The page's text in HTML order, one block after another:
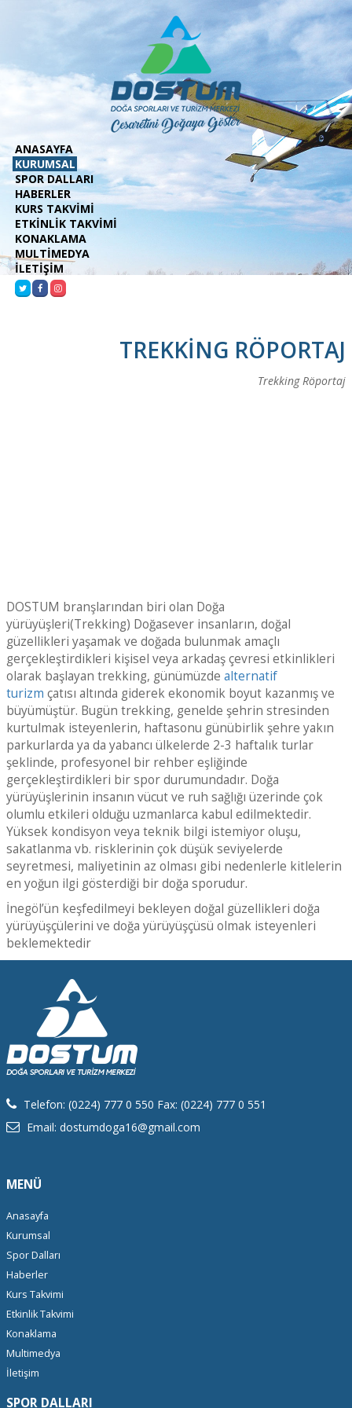
ANASAYFA
KURUMSAL
SPOR DALLARI
HABERLER
KURS TAKVİMİ
ETKİNLİK TAKVİMİ
KONAKLAMA
MULTİMEDYA
İLETİŞİM
TREKKİNG RÖPORTAJ
Trekking Röportaj
DOSTUM branşlarından biri olan Doğa
yürüyüşleri(Trekking) Doğasever insanların, doğal
güzellikleri yaşamak ve doğada bulunmak amaçlı
gerçekleştirdikleri kişisel veya arkadaş çevresi etkinlikleri
olarak başlayan trekking, günümüzde alternatif
turizm çatısı altında giderek ekonomik boyut kazanmış ve
büyümüştür. Bugün trekking, genelde şehrin stresinden
kurtulmak isteyenlerin, haftasonu günübirlik şehre yakın
parkurlarda ya da yabancı ülkelerde 2-3 haftalık turlar
şeklinde, profesyonel bir rehber eşliğinde
gerçekleştirdikleri bir spor durumundadır. Doğa
yürüyüşlerinin insanın vücut ve ruh sağlığı üzerinde çok
olumlu etkileri olduğu uzmanlarca kabul edilmektedir.
Yüksek kondisyon veya teknik bilgi istemiyor oluşu,
sakatlanma vb. risklerinin çok düşük seviyelerde
seyretmesi, maliyetinin az olması gibi nedenlerle kitlelerin
en yoğun ilgi gösterdiği bir doğa sporudur.
İnegöl’ün keşfedilmeyi bekleyen doğal güzellikleri doğa
yürüyüşçülerini ve doğa yürüyüşçüsü olmak isteyenleri
beklemektedir
Telefon: (0224) 777 0 550 Fax: (0224) 777 0 551
Email: dostumdoga16@gmail.com
MENÜ
Anasayfa
Kurumsal
Spor Dalları
Haberler
Kurs Takvimi
Etkinlik Takvimi
Konaklama
Multimedya
İletişim
SPOR DALLARI